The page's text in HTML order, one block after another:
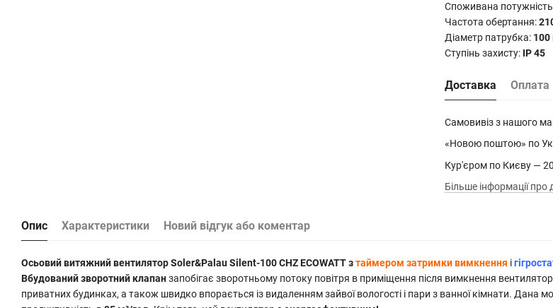
Споживана
Частота обертання:
Діаметр патрубка:
Ступінь захисту: IP 45
Доставка Оплата
Самовивіз з нашого
«Новою поштою» по
Кур'єром по Києву —
Більше інформації про
Опис Характеристики Новий відгук або коментар
Осьовий витяжний вентилятор Soler&Palau Silent-100 CHZ ECOWATT зтаймером затримки вимкнення і
Вбудований зворотний клапанзапобігає зворотньому потоку повітря в приміщення після вимкнення
приватних будинках, а також швидко впорається із видаленням зайвої вологості і пари з ванної кімнати. Дана